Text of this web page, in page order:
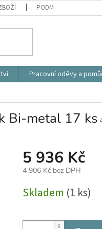
PODMÍNKY OCHRANY
Pracovní oděvy a
Bi-metal 17 ks
5 936 Kč
4 906 Kč bez DPH
cena:
Skladem (1 ks)